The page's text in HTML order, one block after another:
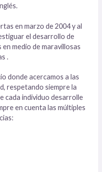
en marzo de 2004 y al
el desarrollo de
medio de maravillosas
.
donde acercamos a las
respetando siempre la
cada individuo desarrolle
en cuenta las múltiples